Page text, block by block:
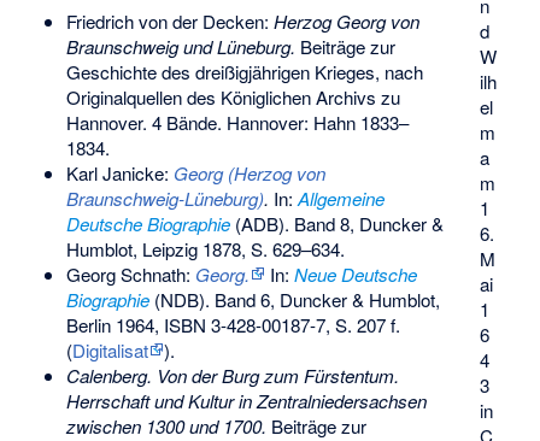
n
d
W
ilh
el
m
a
m
1
6.
M
ai
1
6
4
3
in
C
Friedrich von der Decken: Herzog Georg von
Braunschweig und Lüneburg. Beiträge zur
Geschichte des dreißigjährigen Krieges, nach
Originalquellen des Königlichen Archivs zu
Hannover. 4 Bände. Hannover: Hahn 1833–
1834.
Karl Janicke: Georg (Herzog von
Braunschweig-Lüneburg). In:Allgemeine
Deutsche Biographie(ADB). Band 8, Duncker &
Humblot, Leipzig 1878, S. 629–634.
Georg Schnath: Georg. In: Neue Deutsche
Biographie(NDB). Band 6, Duncker & Humblot,
Berlin 1964, ISBN 3-428-00187-7, S. 207 f.
(Digitalisat
).
Calenberg. Von der Burg zum Fürstentum.
Herrschaft und Kultur in Zentralniedersachsen
zwischen 1300 und 1700. Beiträge zur